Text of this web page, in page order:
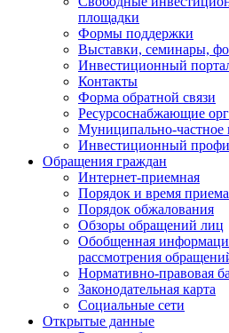
площадки
Формы поддержки
Выставки, семинары,
Инвестиционный
Контакты
Форма обратной связи
Ресурсоснабжающие
Муниципально-частное
Инвестиционный
Обращения граждан
Интернет-приемная
Порядок и время приема
Порядок обжалования
Обзоры обращений лиц
Обобщенная
рассмотрения
Нормативно-правовая
Законодательная карта
Социальные сети
Открытые данные